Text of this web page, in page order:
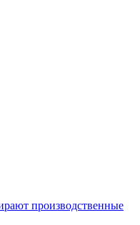
производственные